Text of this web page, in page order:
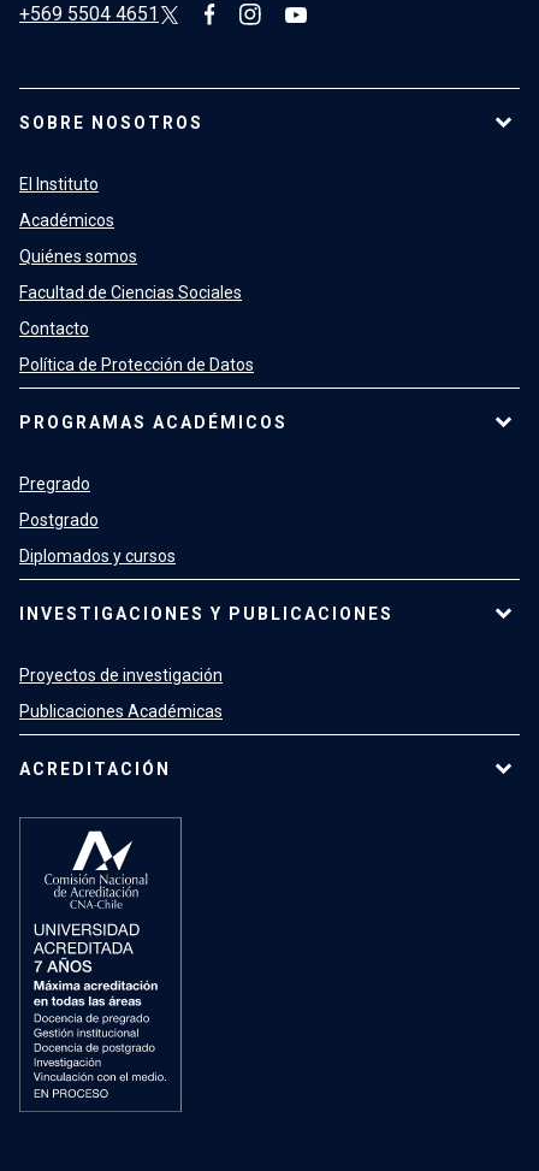
+569 5504 4651
SOBRE NOSOTROS
El Instituto
Académicos
Quiénes somos
Facultad de Ciencias Sociales
Contacto
Política de Protección de Datos
PROGRAMAS ACADÉMICOS
Pregrado
Postgrado
Diplomados y cursos
INVESTIGACIONES Y PUBLICACIONES
Proyectos de investigación
Publicaciones Académicas
ACREDITACIÓN